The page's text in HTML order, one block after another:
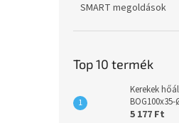
SMART megoldások
Top 10 termék
Kerekek
5 177 Ft